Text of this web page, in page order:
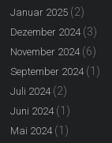
Januar 2025 (2)
Dezember 2024(3)
November 2024(6)
September 2024(1)
Juli 2024(2)
Juni 2024(1)
Mai 2024(1)